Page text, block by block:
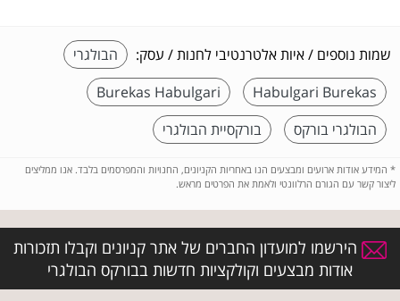
שמות נוספים / איות אלטרנטיבי לחנות / עסק:
הבולגרי
Habulgari Burekas
Burekas Habulgari
הבולגרי בורקס
בורקסיית הבולגרי
* המידע אודות ארועים ומבצעים הנו באחריות הקניונים, החנויות והמפרסמים בלבד. אנו ממליצים
ליצור קשר עם הגורם הרלוונטי ולאמת את הפרטים מראש.
הירשמו למועדון החברים של אתר קניונים וקבלו תזכורות
אודות מבצעים וקולקציות חדשות בבורקס הבולגרי